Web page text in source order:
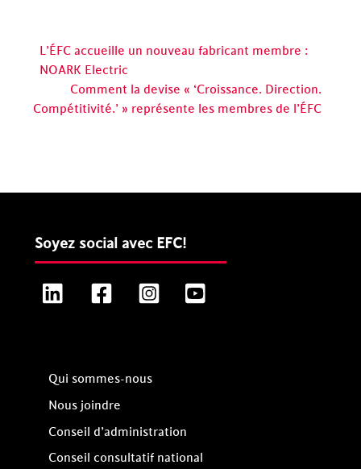
L’ÉFC accueille un nouveau fabricant membre :
NOARK Electric
Comment la devise « ‘Croissance. Direction.
Compétitivité.’ » représente les membres de l’ÉFC
Soyez social avec EFC!
LinkedIn FacebookInstagram
Qui sommes-nous
Nous joindre
Conseil d’administration
Conseil consultatif national